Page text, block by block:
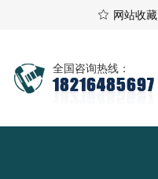
网站收藏
全国咨询热线：
18216485697